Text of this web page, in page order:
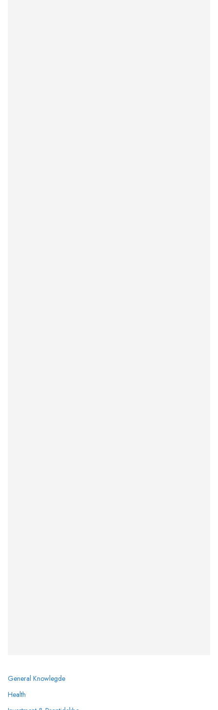
General Knowlegde
Health